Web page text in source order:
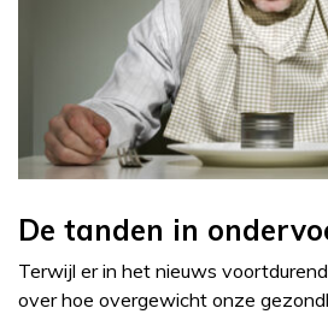
De tanden in
Terwijl er in het nieuws
over hoe overgewicht onze